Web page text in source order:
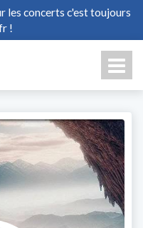
les concerts c'est toujours
!